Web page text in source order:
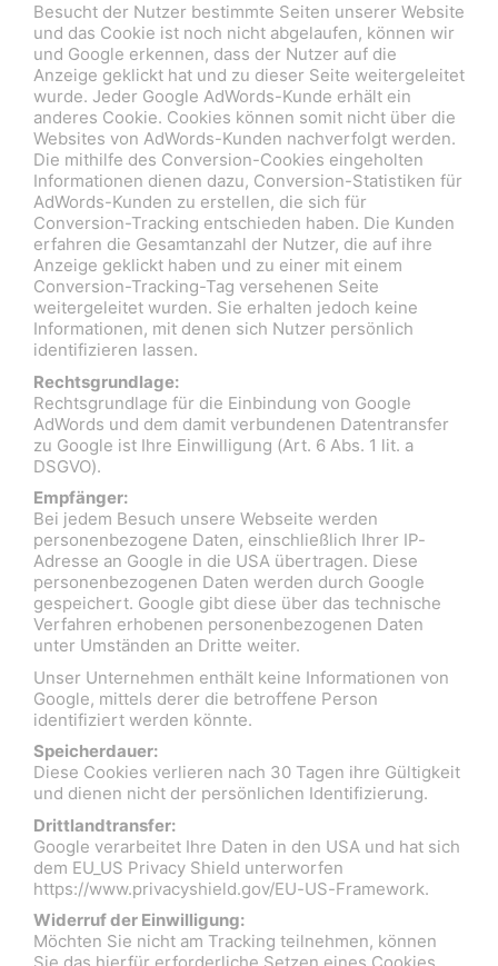
Besucht der Nutzer bestimmte Seiten unserer Website
und das Cookie ist noch nicht abgelaufen, können wir
und Google erkennen, dass der Nutzer auf die
Anzeige geklickt hat und zu dieser Seite weitergeleitet
wurde. Jeder Google AdWords-Kunde erhält ein
anderes Cookie. Cookies können somit nicht über die
Websites von AdWords-Kunden nachverfolgt werden.
Die mithilfe des Conversion-Cookies eingeholten
Informationen dienen dazu, Conversion-Statistiken für
AdWords-Kunden zu erstellen, die sich für
Conversion-Tracking entschieden haben. Die Kunden
erfahren die Gesamtanzahl der Nutzer, die auf ihre
Anzeige geklickt haben und zu einer mit einem
Conversion-Tracking-Tag versehenen Seite
weitergeleitet wurden. Sie erhalten jedoch keine
Informationen, mit denen sich Nutzer persönlich
identifizieren lassen.
Rechtsgrundlage:
Rechtsgrundlage für die Einbindung von Google
AdWords und dem damit verbundenen Datentransfer
zu Google ist Ihre Einwilligung (Art. 6 Abs. 1 lit. a
DSGVO).
Empfänger:
Bei jedem Besuch unsere Webseite werden
personenbezogene Daten, einschließlich Ihrer IP-
Adresse an Google in die USA übertragen. Diese
personenbezogenen Daten werden durch Google
gespeichert. Google gibt diese über das technische
Verfahren erhobenen personenbezogenen Daten
unter Umständen an Dritte weiter.
Unser Unternehmen enthält keine Informationen von
Google, mittels derer die betroffene Person
identifiziert werden könnte.
Speicherdauer:
Diese Cookies verlieren nach 30 Tagen ihre Gültigkeit
und dienen nicht der persönlichen Identifizierung.
Drittlandtransfer:
Google verarbeitet Ihre Daten in den USA und hat sich
dem EU_US Privacy Shield unterworfen
https://www.privacyshield.gov/EU-US-Framework.
Widerruf der Einwilligung:
Möchten Sie nicht am Tracking teilnehmen, können